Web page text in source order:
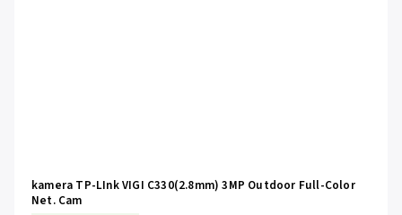
kamera TP-LInk VIGI C330(2.8mm) 3MP Outdoor Full-Color
Net. Cam